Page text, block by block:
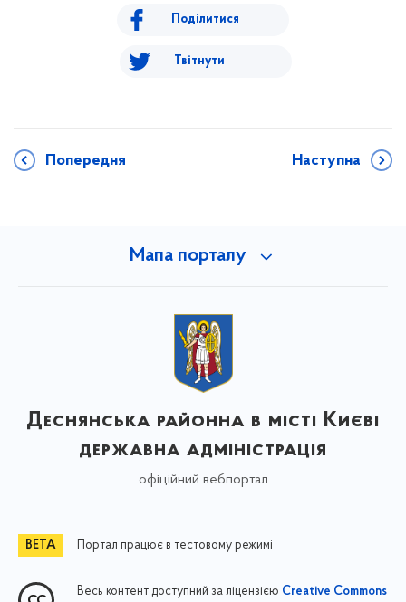
Поділитися
Твітнути
Попередня Наступна
Мапа порталу
Деснянська районна в місті Києві
державна адміністрація
офіційний вебпортал
Портал працює в тестовому режимі
Весь контент доступний за ліцензією Creative Commons